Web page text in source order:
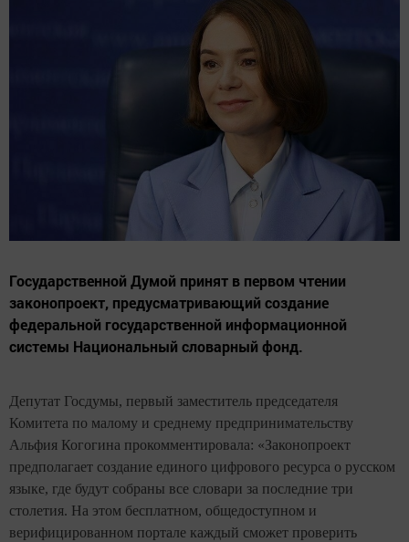
Государственной Думой принят в первом чтении
законопроект, предусматривающий создание
федеральной государственной информационной
системы Национальный словарный фонд.
Депутат Госдумы, первый заместитель председателя
Комитета по малому и среднему предпринимательству
Альфия Когогина прокомментировала: «Законопроект
предполагает создание единого цифрового ресурса о русском
языке, где будут собраны все словари за последние три
столетия. На этом бесплатном, общедоступном и
верифицированном портале каждый сможет проверить